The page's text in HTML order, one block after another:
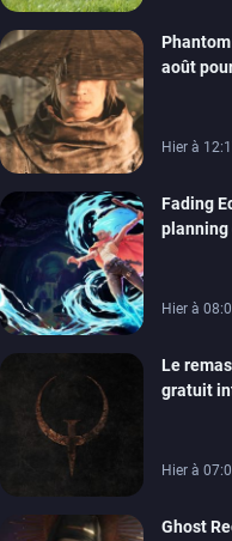
août
Hier à
Fading
planning
Hier à
Le
gratuit
Hier à
Ghost